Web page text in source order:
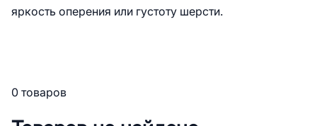
яркость оперения или густоту шерсти.
0 товаров